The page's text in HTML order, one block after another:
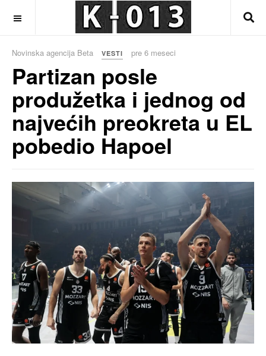
Novinska agencija Beta VESTI pre 6 meseci
Partizan posle
produžetka i jednog od
najvećih preokreta u EL
pobedio Hapoel